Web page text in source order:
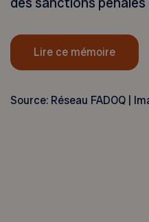
Lire ce mémoire
Source: Réseau FADOQ |